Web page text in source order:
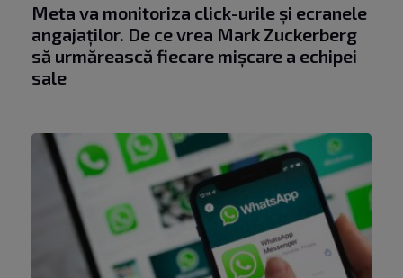
Meta va monitoriza click-urile și ecranele
angajaților. De ce vrea Mark Zuckerberg
să urmărească fiecare mișcare a echipei
sale